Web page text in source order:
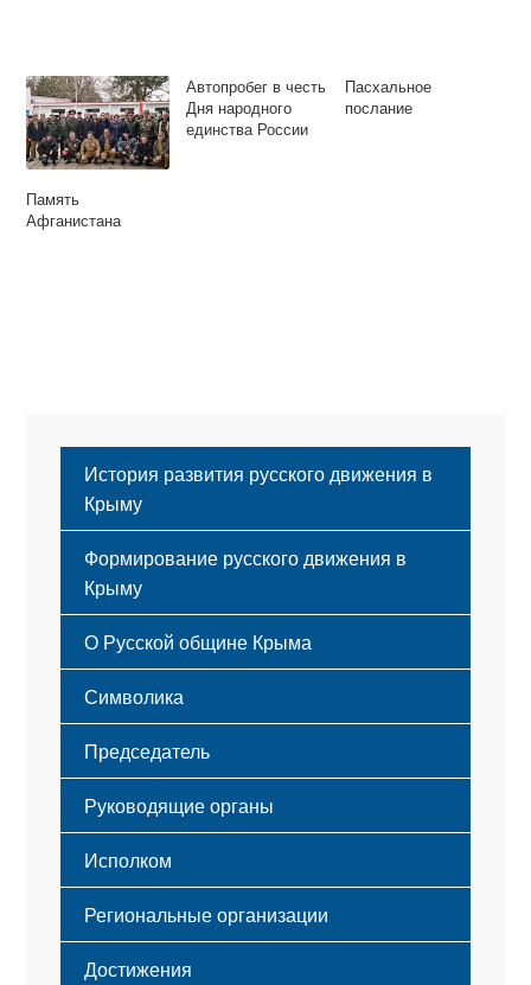
Память
Афганистана
Автопробег в честь
Дня народного
единства России
Пасхальное
послание
История развития русского движения в
Крыму
Формирование русского движения в
Крыму
Русский Крым
О Русской общине Крыма
Этапы становления
Принципы деятельности
Структура
Мероприятия
Символика
Флаг
Герб
Гимн
Председатель
Руководящие органы
Исполком
Региональные организации
Достижения